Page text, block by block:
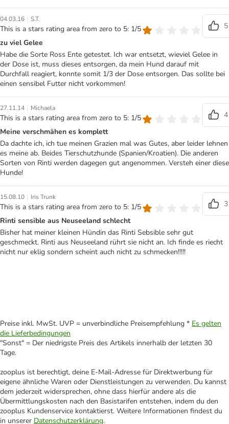
04.03.16 | S.T.
This is a stars rating area from zero to 5: 1/5
5
zu viel Gelee
Habe die Sorte Ross Ente getestet. Ich war entsetzt, wieviel Gelee in
der Dose ist, muss dieses entsorgen, da mein Hund darauf mit
Durchfall reagiert, konnte somit 1/3 der Dose entsorgen. Das sollte bei
einen sensibel Futter nicht vorkommen!
27.11.14 | Michaela
This is a stars rating area from zero to 5: 1/5
4
Meine verschmähen es komplett
Da dachte ich, ich tue meinen Grazien mal was Gutes, aber leider lehnen
es meine ab. Beides Tierschutzhunde (Spanien/Kroatien). Die anderen
Sorten von Rinti werden dagegen gut angenommen. Versteh einer diese
Hunde!
15.08.10 | Iris Trunk
This is a stars rating area from zero to 5: 1/5
3
Rinti sensible aus Neuseeland schlecht
Bisher hat meiner kleinen Hündin das Rinti Sebsible sehr gut
geschmeckt. Rinti aus Neuseeland rührt sie nicht an. Ich finde es riecht
nicht nur eklig sondern scheint auch nicht zu schmecken!!!!!
Preise inkl. MwSt. UVP = unverbindliche Preisempfehlung * Es gelten
die Lieferbedingungen
"Sonst" = Der niedrigste Preis des Artikels innerhalb der letzten 30
Tage.
zooplus ist berechtigt, deine E-Mail-Adresse für Direktwerbung für
eigene ähnliche Waren oder Dienstleistungen zu verwenden. Du kannst
dem jederzeit widersprechen, ohne dass hierfür andere als die
Übermittlungskosten nach den Basistarifen entstehen, indem du den
zooplus Kundenservice kontaktierst. Weitere Informationen findest du
in unserer Datenschutzerklärung.